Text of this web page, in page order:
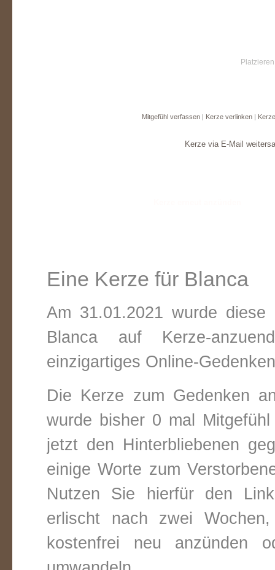
Mitgefühl verfassen | Kerze verlinken |
Kerze via E-Mail
Eine Kerze für Blanca
Am 31.01.2021 wurde
Blanca auf Kerze-
einzigartiges Online-
Die Kerze zum Gedenken
wurde bisher 0 mal
jetzt den Hinterbliebenen
einige Worte zum
Nutzen Sie hierfür den
erlischt nach zwei
kostenfrei neu anzünden